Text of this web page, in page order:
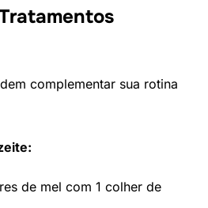
complementar sua rotina
de mel com 1 colher de